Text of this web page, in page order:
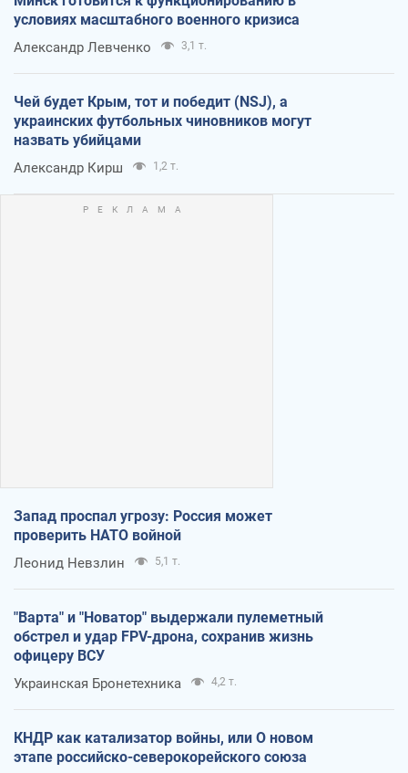
условиях масштабного военного кризиса
Александр Левченко 3,1 т.
Чей будет Крым, тот и победит (NSJ), а
украинских футбольных чиновников могут
назвать убийцами
Александр Кирш 1,2 т.
Запад проспал угрозу: Россия может
проверить НАТО войной
Леонид Невзлин 5,1 т.
"Варта" и "Новатор" выдержали пулеметный
обстрел и удар FPV-дрона, сохранив жизнь
офицеру ВСУ
Украинская Бронетехника 4,2 т.
КНДР как катализатор войны, или О новом
этапе российско-северокорейского союза